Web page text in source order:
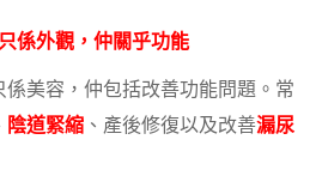
係外觀，仲關乎功能
係美容，仲包括改善功能問題。常
陰道緊縮、產後修復以及改善漏尿